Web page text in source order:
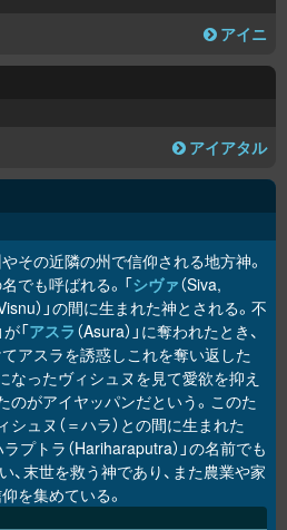
アイニ
アイアタル
その近隣の州で信仰される地方神。
名でも呼ばれる。「シヴァ（Siva,
Visnu）」の間に生まれた神とされる。不
「アスラ （Asura）」に奪われたとき、
アスラを誘惑しこれを奪い返した
なったヴィシュヌを見て愛欲を抑え
のがアイヤッパンだという。このた
シュヌ（＝ハラ）との間に生まれた
プトラ（Hariharaputra）」の名前でも
、末世を救う神であり、また農業や家
を集めている。